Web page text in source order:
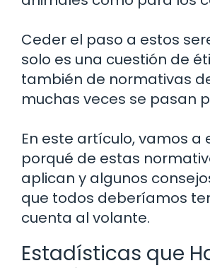
Ceder el paso a estos
solo es una cuestión de
también de normativas
muchas veces se pasan
En este artículo, vamos a
porqué de estas
aplican y algunos
que todos deberíamos
cuenta al volante.
Estadísticas que